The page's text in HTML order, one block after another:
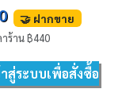
🤝 ฝากขาย
าร้าน ฿440
สู่ระบบเพื่อสั่งซื้อ